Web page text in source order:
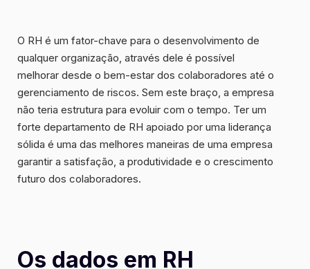
O RH é um fator-chave para o desenvolvimento de
qualquer organização, através dele é possível
melhorar desde o bem-estar dos colaboradores até o
gerenciamento de riscos. Sem este braço, a empresa
não teria estrutura para evoluir com o tempo. Ter um
forte departamento de RH apoiado por uma liderança
sólida é uma das melhores maneiras de uma empresa
garantir a satisfação, a produtividade e o crescimento
futuro dos colaboradores.
Os dados em RH